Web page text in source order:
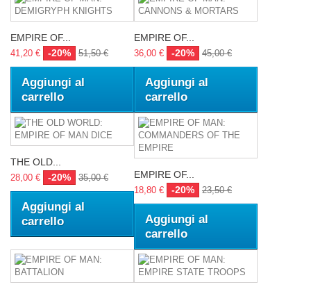
EMPIRE OF...
41,20 € -20% 51,50 €
Aggiungi al
carrello
EMPIRE OF...
36,00 € -20% 45,00 €
Aggiungi al
carrello
THE OLD...
28,00 € -20% 35,00 €
Aggiungi al
carrello
EMPIRE OF...
18,80 € -20% 23,50 €
Aggiungi al
carrello